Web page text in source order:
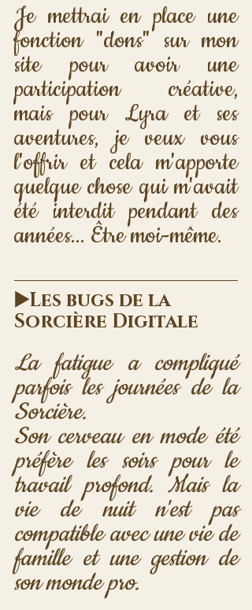
Je mettrai en place une
fonction "dons" sur mon
site pour avoir une
participation créative,
mais pour Lyra et ses
aventures, je veux vous
l'offrir et cela m'apporte
quelque chose qui m'avait
été interdit pendant des
années... Être moi-même.
▶️Les bugs de la
Sorcière Digitale
La fatigue a compliqué
parfois les journées de la
Sorcière.
Son cerveau en mode été
préfère les soirs pour le
travail profond. Mais la
vie de nuit n'est pas
compatible avec une vie de
famille et une gestion de
son monde pro.